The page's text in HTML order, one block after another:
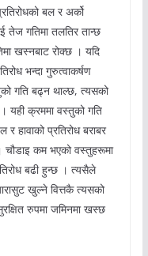
बल र अर्को
तेज गतिमा तलतिर तान्छ
खस्नबाट रोक्छ । यदि
भन्दा गुरुत्वाकर्षण
गति बढ्न थाल्छ, त्यसको
यही क्रममा वस्तुको गति
हावाको प्रतिरोध बराबर
चौडाइ कम भएको वस्तुहरूमा
बढी हुन्छ । त्यसैले
खुल्ने वित्तकै त्यसको
रुपमा जमिनमा खस्छ